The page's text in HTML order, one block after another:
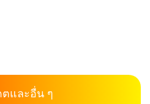
ตและอื่น ๆ